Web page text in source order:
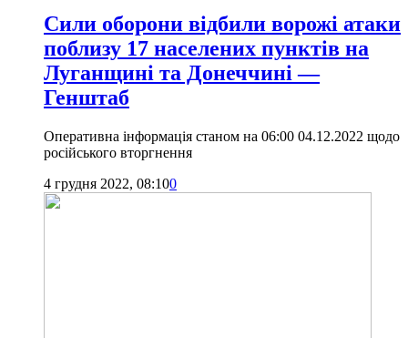
Сили оборони відбили ворожі атаки
поблизу 17 населених пунктів на
Луганщині та Донеччині —
Генштаб
Оперативна інформація станом на 06:00 04.12.2022 щодо
російського вторгнення
4 грудня 2022, 08:100